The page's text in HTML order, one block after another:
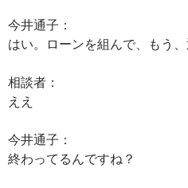
今井通子：
はい。ローンを組んで、もう
相談者：
ええ
今井通子：
終わってるんですね？